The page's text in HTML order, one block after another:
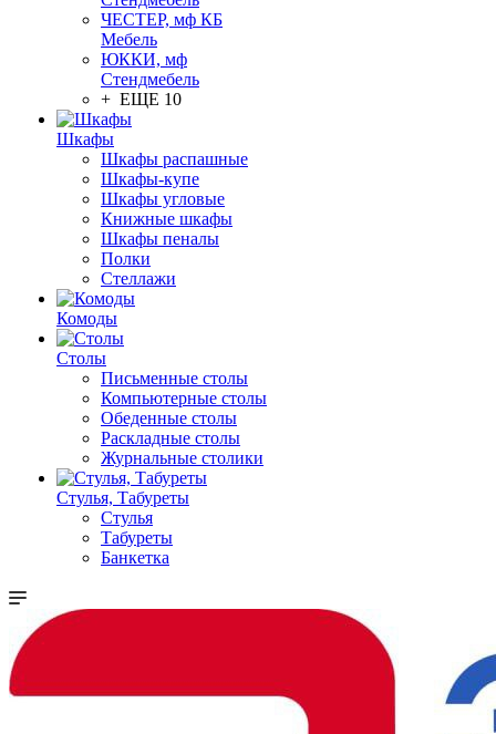
ЧЕСТЕР, мф КБ
Мебель
ЮККИ, мф
Стендмебель
+ ЕЩЕ 10
Шкафы
Шкафы распашные
Шкафы-купе
Шкафы угловые
Книжные шкафы
Шкафы пеналы
Полки
Стеллажи
Комоды
Столы
Письменные столы
Компьютерные столы
Обеденные столы
Раскладные столы
Журнальные столики
Стулья, Табуреты
Стулья
Табуреты
Банкетка